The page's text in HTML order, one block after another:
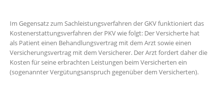
Im Gegensatz zum Sachleistungsverfahren der GKV funktioniert das
Kostenerstattungsverfah­ren der PKV wie folgt: Der Versicherte hat
als Patient einen Behandlungsvertrag mit dem Arzt sowie einen
Versicherungsvertrag mit dem Ver­sicherer. Der Arzt fordert daher die
Kosten für seine erbrachten Leistungen beim Versicherten ein
(sogenannter Vergütungsanspruch gegenü­ber dem Versicherten).